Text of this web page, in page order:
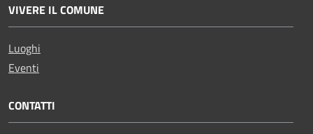
VIVERE IL COMUNE
Luoghi
Eventi
CONTATTI